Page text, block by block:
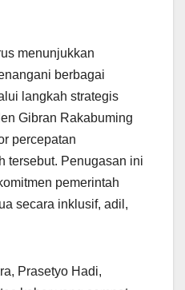
menunjukkan
berbagai
langkah strategis
Gibran Rakabuming
percepatan
tersebut. Penugasan ini
pemerintah
secara inklusif, adil,
Prasetyo Hadi,